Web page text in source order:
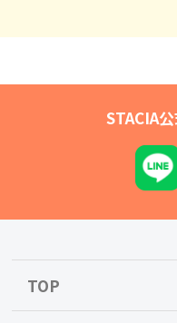
STACIA
TOP